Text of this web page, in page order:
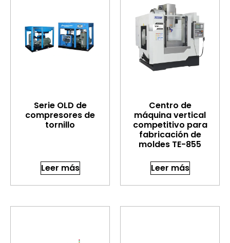
Serie OLD de
compresores de
tornillo
Leer más
Centro de
máquina vertical
competitivo para
fabricación de
moldes TE-855
Leer más